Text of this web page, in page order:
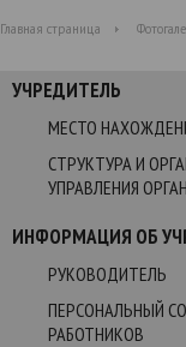
Главная страница
УЧРЕДИТЕЛЬ
МЕСТО
СТРУКТУРА И
УПРАВЛЕНИЯ
ИНФОРМАЦИЯ ОБ
РУКОВОДИТЕЛЬ
ПЕРСОНАЛЬНЫЙ
РАБОТНИКОВ